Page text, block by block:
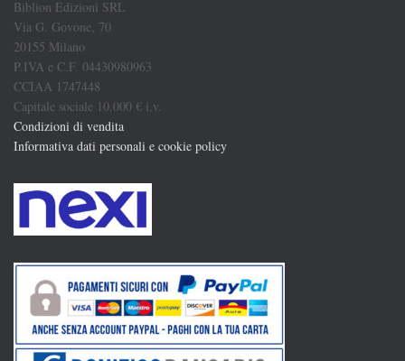
Biblion Edizioni SRL
Via G. Govone, 70
20155 Milano
P.IVA e C.F. 04430980963
CCIAA 1747448
Capitale sociale 10.000 € i.v.
Condizioni di vendita
Informativa dati personali e cookie policy